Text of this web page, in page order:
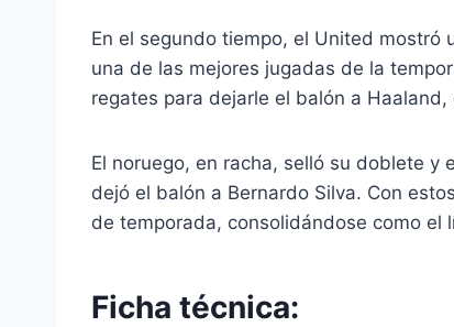
En el segundo tiempo, el United mostró
una de las mejores jugadas de la
regates para dejarle el balón a
El noruego, en racha, selló su doblete
dejó el balón a Bernardo Silva. Con
de temporada, consolidándose como el
Ficha técnica: